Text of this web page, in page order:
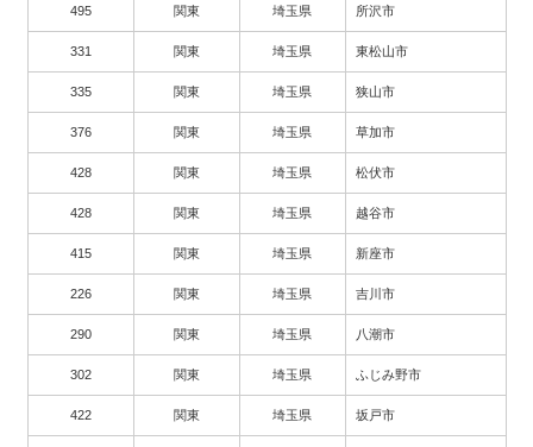
495 関東 埼玉県 所沢市
331 関東 埼玉県 東松山市
335 関東 埼玉県 狭山市
376 関東 埼玉県 草加市
428 関東 埼玉県 松伏市
428 関東 埼玉県 越谷市
415 関東 埼玉県 新座市
226 関東 埼玉県 吉川市
290 関東 埼玉県 八潮市
302 関東 埼玉県 ふじみ野市
422 関東 埼玉県 坂戸市